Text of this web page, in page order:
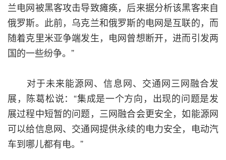
兰电网被黑客攻击导致瘫痪，后来据分析该黑客来自
俄罗斯。此前，乌克兰和俄罗斯的电网是互联的，而
随着克里米亚争端发生，电网曾想断开，进而引发两
国的一些纷争。”
对于未来能源网、信息网、交通网三网融合发
展，陈葛松说：“集成是一个方向，出现的问题是发
展过程中短暂的问题，三网融合会更安全，如能源网
可以给信息网、交通网提供永续的电力安全，电动汽
车到哪儿都有电。”